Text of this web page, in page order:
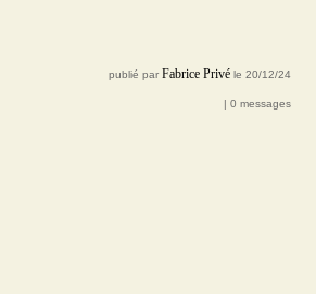
publié par Fabrice Privé le 20/12/24
| 0 messages